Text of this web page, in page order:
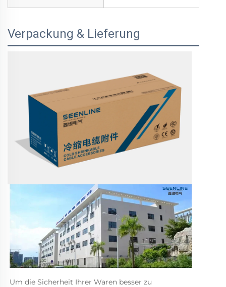
Verpackung & Lieferung
Um die Sicherheit Ihrer Waren besser zu